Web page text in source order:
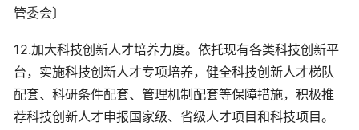
管委会〕
12.加大科技创新人才培养力度。依托现有各类科技创新平
台，实施科技创新人才专项培养，健全科技创新人才梯队
配套、科研条件配套、管理机制配套等保障措施，积极推
荐科技创新人才申报国家级、省级人才项目和科技项目。